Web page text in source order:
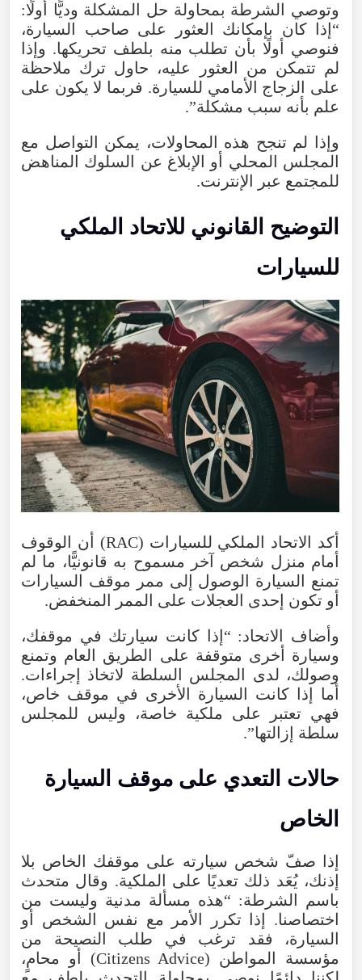
وتوصي الشرطة بمحاولة حل المشكلة وديًّا أولًا:
“إذا كان بإمكانك العثور على صاحب السيارة،
فنوصي أولًا بأن تطلب منه بلطف تحريكها. وإذا
لم تتمكن من العثور عليه، حاول ترك ملاحظة
على الزجاج الأمامي للسيارة. فربما لا يكون على
علم بأنه سبب مشكلة”.
وإذا لم تنجح هذه المحاولات، يمكن التواصل مع
المجلس المحلي أو الإبلاغ عن السلوك المناهض
للمجتمع عبر الإنترنت.
التوضيح القانوني للاتحاد الملكي
للسيارات
أكد الاتحاد الملكي للسيارات (RAC) أن الوقوف
أمام منزل شخص آخر مسموح به قانونيًّا، ما لم
تمنع السيارة الوصول إلى ممر موقف السيارات
أو تكون إحدى العجلات على الممر المنخفض.
وأضاف الاتحاد: “إذا كانت سيارتك في موقفك،
وسيارة أخرى متوقفة على الطريق العام وتمنع
وصولك، لدى المجلس السلطة لاتخاذ إجراءات.
أما إذا كانت السيارة الأخرى في موقف خاص،
فهي تعتبر على ملكية خاصة، وليس للمجلس
سلطة إزالتها”.
حالات التعدي على موقف السيارة
الخاص
إذا صفّ شخص سيارته على موقفك الخاص بلا
إذنك، يُعَد ذلك تعديًا على الملكية. وقال متحدث
باسم الشرطة: “هذه مسألة مدنية وليست من
اختصاصنا. إذا تكرر الأمر مع نفس الشخص أو
السيارة، فقد ترغب في طلب النصيحة من
مؤسسة المواطن (Citizens Advice) أو محامٍ،